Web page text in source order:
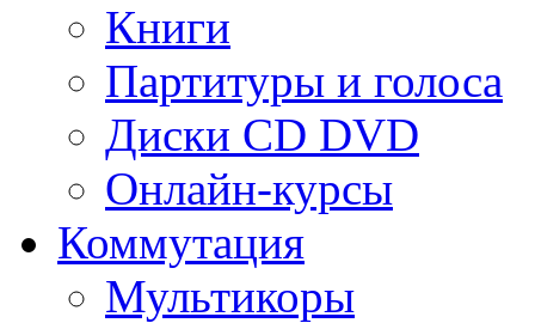
Книги
Партитуры и голоса
Диски CD DVD
Онлайн-курсы
Коммутация
Мультикоры